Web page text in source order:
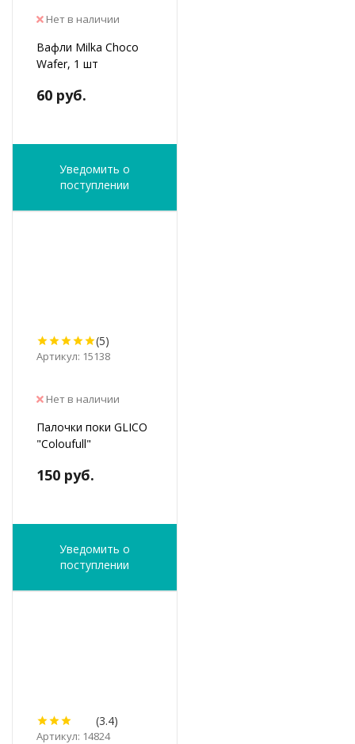
Нет в наличии
Вафли Milka Choco
Wafer, 1 шт
60 руб.
Уведомить о
поступлении
(5)
Артикул: 15138
Нет в наличии
Палочки поки GLICO
"Coloufull"
150 руб.
Уведомить о
поступлении
(3.4)
Артикул: 14824